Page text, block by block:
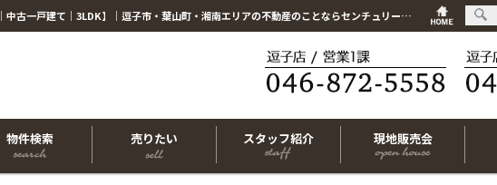
こちらは会員物件です【im-316182｜横須賀市長瀬1丁目｜中古一戸建て｜3LDK】｜逗子市・葉山町・湘南エリアの不動産のことならセンチュリー21リビングライフにお任せください！
物件検索 売りたい スタッフ紹介 現地販売会